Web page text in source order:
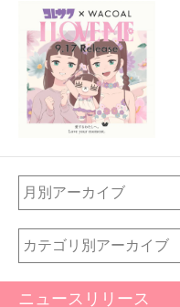
月別アーカイブ
カテゴリ別アーカイブ
ニュースリリース